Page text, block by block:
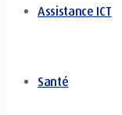
Assistance ICT
Santé